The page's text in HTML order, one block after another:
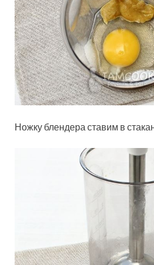
Ножку блендера ставим в